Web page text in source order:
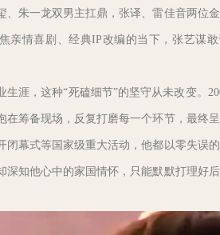
、朱一龙双男主扛鼎，张译、雷佳音两位
亲情喜剧、经典IP改编的当下，张艺谋
生涯，这种“死磕细节”的坚守从未改变。
在筹备现场，反复打磨每一个环节，最终
闭幕式等国家级重大活动，他都以零失误
深知他心中的家国情怀，只能默默打理好